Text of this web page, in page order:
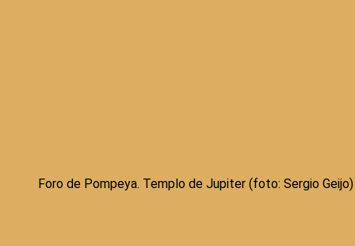
Foro de Pompeya. Templo de Jupiter (foto: Sergio Geijo)